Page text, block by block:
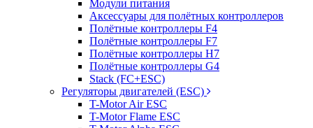
Модули питания
Аксессуары для полётных контроллеров
Полётные контроллеры F4
Полётные контроллеры F7
Полётные контроллеры H7
Полётные контроллеры G4
Stack (FC+ESC)
Регуляторы двигателей (ESC)
T-Motor Air ESC
T-Motor Flame ESC